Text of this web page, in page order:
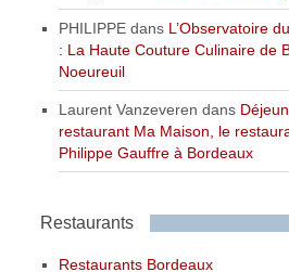
PHILIPPE dans L’Observatoire
: La Haute Couture Culinaire de
Noeureuil
Laurent Vanzeveren dans
restaurant Ma Maison, le
Philippe Gauffre à Bordeaux
Restaurants
Restaurants Bordeaux